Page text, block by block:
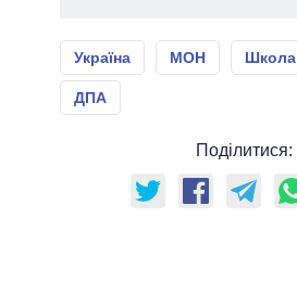
Україна МОН Школа
ДПА
Поділитися: